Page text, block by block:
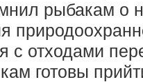
рыбакам о
с отходами
готовы